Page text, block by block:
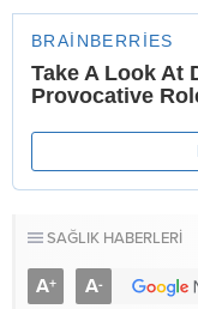
SAĞLIK HABERLERİ
A+ A-